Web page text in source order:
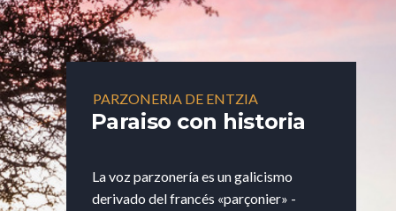
PARZONERIA DE ENTZIA
Paraiso con historia
La voz parzonería es un galicismo
derivado del francés «parçonier» -